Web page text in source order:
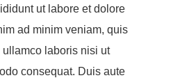
ut labore et dolore
ad minim veniam, quis
laboris nisi ut
consequat. Duis aute